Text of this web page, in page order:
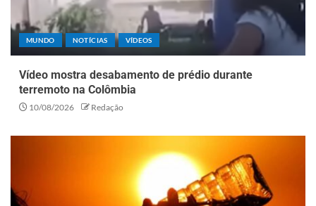
MUNDO NOTÍCIAS VÍDEOS
Vídeo mostra desabamento de prédio durante
terremoto na Colômbia
10/08/2026 Redação